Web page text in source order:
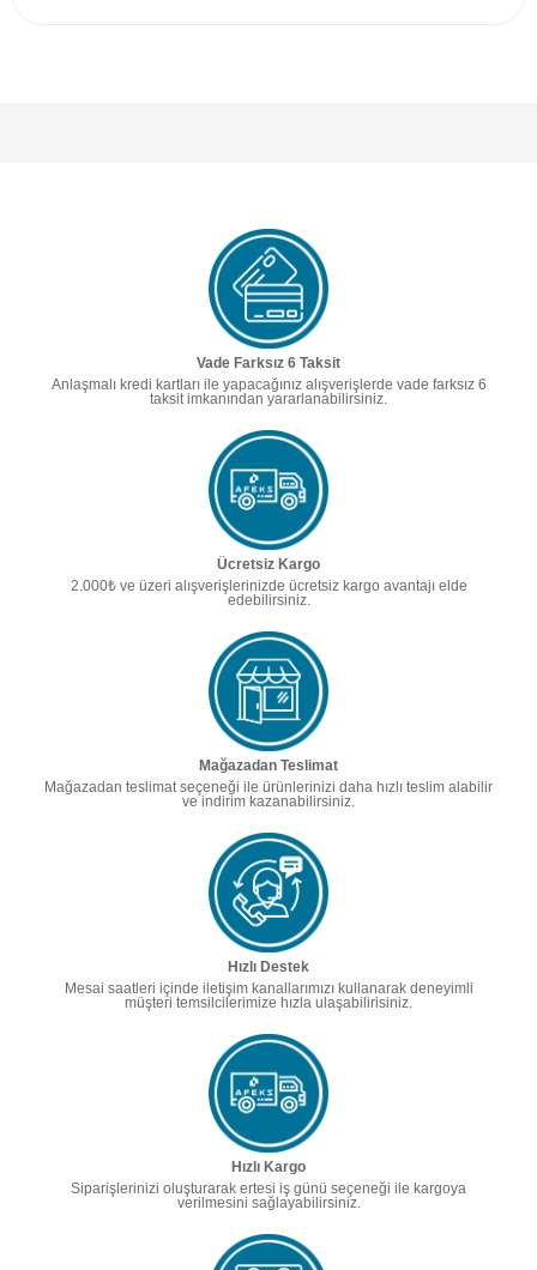
Vade Farksız 6 Taksit
Anlaşmalı kredi kartları ile yapacağınız alışverişlerde vade farksız 6
taksit imkanından yararlanabilirsiniz.
Ücretsiz Kargo
2.000₺ ve üzeri alışverişlerinizde ücretsiz kargo avantajı elde
edebilirsiniz.
Mağazadan Teslimat
Mağazadan teslimat seçeneği ile ürünlerinizi daha hızlı teslim alabilir
ve indirim kazanabilirsiniz.
Hızlı Destek
Mesai saatleri içinde iletişim kanallarımızı kullanarak deneyimli
müşteri temsilcilerimize hızla ulaşabilirisiniz.
Hızlı Kargo
Siparişlerinizi oluşturarak ertesi iş günü seçeneği ile kargoya
verilmesini sağlayabilirsiniz.